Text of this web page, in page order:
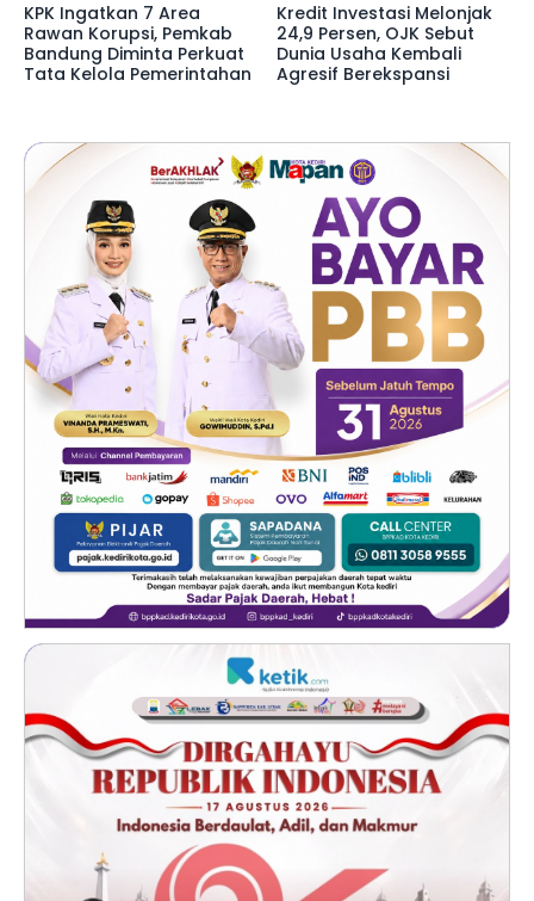
KPK Ingatkan 7 Area
Rawan Korupsi, Pemkab
Bandung Diminta Perkuat
Tata Kelola Pemerintahan
Kredit Investasi Melonjak
24,9 Persen, OJK Sebut
Dunia Usaha Kembali
Agresif Berekspansi